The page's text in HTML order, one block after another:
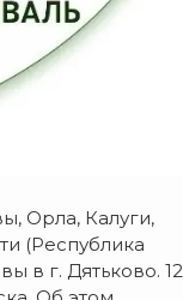
Орла, Калуги,
(Республика
в г. Дятьково. 12